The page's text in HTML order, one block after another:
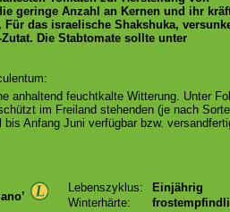
geringe Anzahl an Kernen und ihr
das israelische Shakshuka,
Die Stabtomate sollte unter
anhaltend feuchtkalte Witterung. Unter
im Freiland stehenden (je nach
Anfang Juni verfügbar bzw.
Lebenszyklus:
Einjährig
Winterhärte: